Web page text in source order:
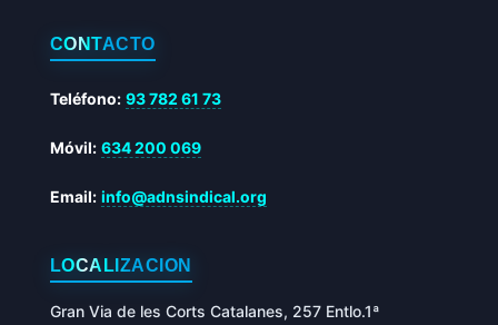
CONTACTO
Teléfono: 93 782 61 73
Móvil: 634 200 069
Email: info@adnsindical.org
LOCALIZACIÓN
Gran Via de les Corts Catalanes, 257 Entlo.1ª